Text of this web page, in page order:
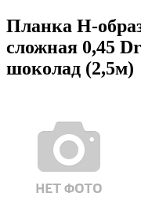
Планка Н-
сложная 0,45
шоколад (2,5м)